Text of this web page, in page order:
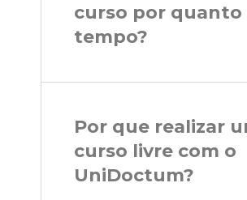
curso por quanto
tempo?
Por que realizar
curso livre com o
UniDoctum?